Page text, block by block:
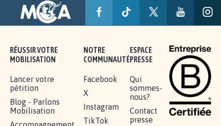
RÉUSSIR VOTRE
MOBILISATION
Lancer votre
pétition
Blog - Parlons
Mobilisation
NOTRE
COMMUNAUTÉ
Facebook
X
Instagram
TikTok
ESPACE
PRESSE
Qui
sommes-
nous?
Contact
presse